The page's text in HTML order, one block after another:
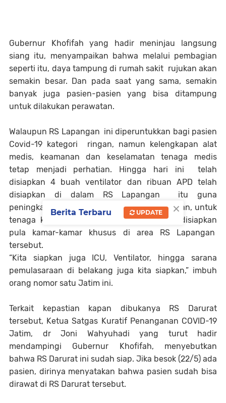
Gubernur Khofifah yang hadir meninjau langsung
siang itu, menyampaikan bahwa melalui pembagian
seperti itu, daya tampung di rumah sakit rujukan akan
semakin besar. Dan pada saat yang sama, semakin
banyak juga pasien-pasien yang bisa ditampung
untuk dilakukan perawatan.
Walaupun RS Lapangan ini diperuntukkan bagi pasien
Covid-19 kategori ringan, namun kelengkapan alat
medis, keamanan dan keselamatan tenaga medis
tetap menjadi perhatian. Hingga hari ini telah
disiapkan 4 buah ventilator dan ribuan APD telah
disiapkan di dalam RS Lapangan itu guna
peningkatan pelayanan ke masyarakat. Bahkan, untuk
tenaga kesehatan dan keluarganya, telah disiapkan
pula kamar-kamar khusus di area RS Lapangan
tersebut.
“Kita siapkan juga ICU, Ventilator, hingga sarana
pemulasaraan di belakang juga kita siapkan,” imbuh
orang nomor satu Jatim ini.
Terkait kepastian kapan dibukanya RS Darurat
tersebut, Ketua Satgas Kuratif Penanganan COVID-19
Jatim, dr Joni Wahyuhadi yang turut hadir
mendampingi Gubernur Khofifah, menyebutkan
bahwa RS Darurat ini sudah siap. Jika besok (22/5) ada
pasien, dirinya menyatakan bahwa pasien sudah bisa
dirawat di RS Darurat tersebut.
×
Berita Terbaru UPDATE